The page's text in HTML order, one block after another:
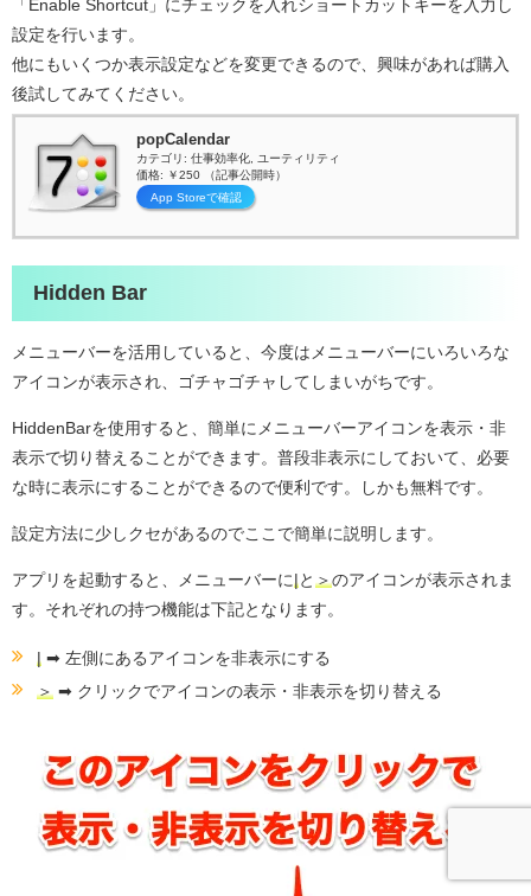
「Enable Shortcut」にチェックを入れショートカットキーを入力し
設定を行います。
他にもいくつか表示設定などを変更できるので、興味があれば購入
後試してみてください。
popCalendar
カテゴリ: 仕事効率化, ユーティリティ
価格: ￥250 （記事公開時）
App Storeで確認
Hidden Bar
メニューバーを活用していると、今度はメニューバーにいろいろな
アイコンが表示され、ゴチャゴチャしてしまいがちです。
HiddenBarを使用すると、簡単にメニューバーアイコンを表示・非
表示で切り替えることができます。普段非表示にしておいて、必要
な時に表示にすることができるので便利です。しかも無料です。
設定方法に少しクセがあるのでここで簡単に説明します。
アプリを起動すると、メニューバーに|と ＞のアイコンが表示されま
す。それぞれの持つ機能は下記となります。
| ➡︎ 左側にあるアイコンを非表示にする
＞ ➡︎ クリックでアイコンの表示・非表示を切り替える